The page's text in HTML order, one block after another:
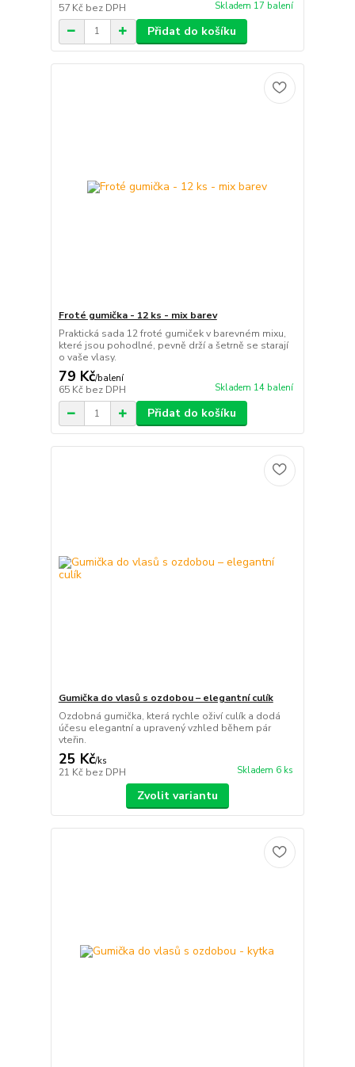
57 Kč bez DPH Skladem 17 balení
Přidat do košíku
Froté gumička - 12 ks - mix barev
Praktická sada 12 froté gumiček v barevném mixu,
které jsou pohodlné, pevně drží a šetrně se starají
o vaše vlasy.
79 Kč/balení
65 Kč bez DPH Skladem 14 balení
Přidat do košíku
Gumička do vlasů s ozdobou – elegantní culík
Ozdobná gumička, která rychle oživí culík a dodá
účesu elegantní a upravený vzhled během pár
vteřin.
25 Kč/ks
21 Kč bez DPH Skladem 6 ks
Zvolit variantu